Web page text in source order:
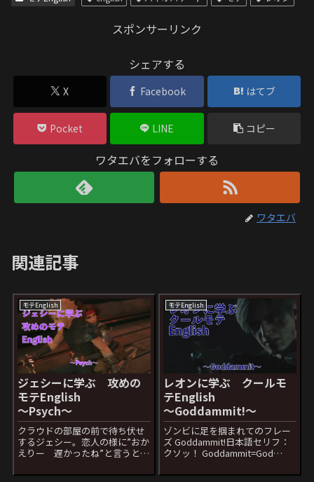
スポンサーリンク
シェアする
X Facebook はてブ
Pocket LINE コピー
ワタエバをフォローする
ワタエバ
関連記事
モテEnglish
ジェシーに学ぶ 攻めの
モテEnglish
〜Psych〜
クラウドの部屋の前で待ち伏せ
するジェシー。恋人の様に”おか
えりー 遅かったね”と言うとク
フレーズ Psych日本語セリフ：
モテEnglish
レオンに学ぶ クールモ
テEnglish
〜Goddammit!〜
ゾンビに足を掴まれてのフレー
ズ Goddammit!日本語セリフ：
クソッ！ Goddammit=God
「畜生」みたいな意味です。た